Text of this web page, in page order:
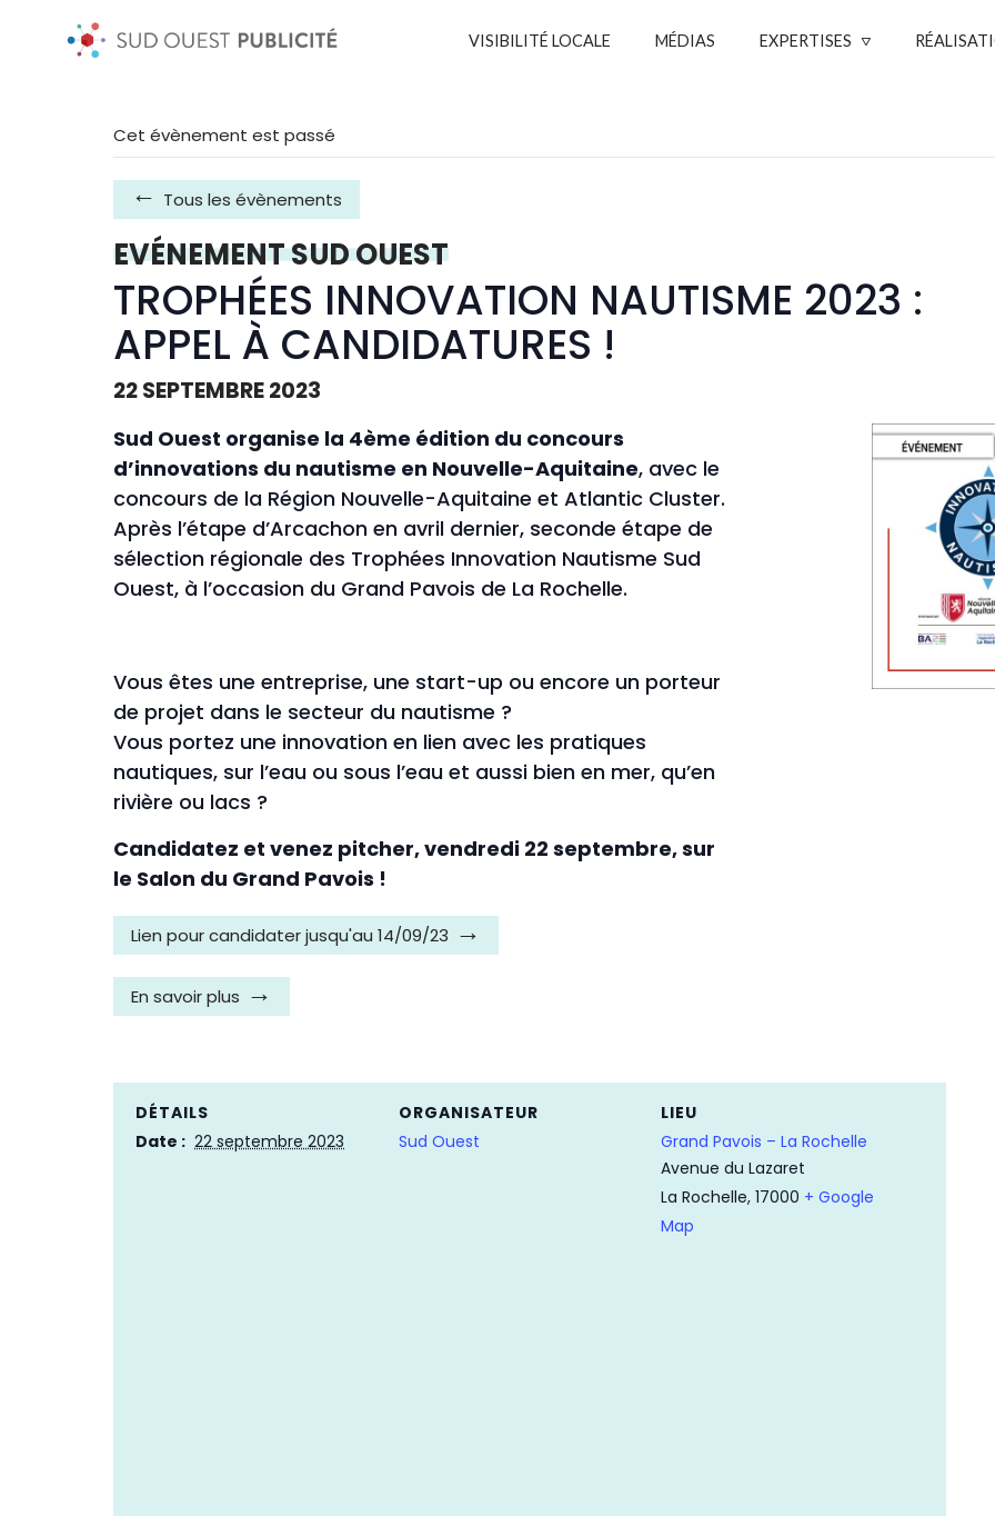
VISIBILITÉ LOCALE MÉDIAS EXPERTISES
Cet évènement est passé
Tous les évènements
EVÉNEMENT SUD OUEST
TROPHÉES INNOVATION NAUTISME 2023 :
APPEL À CANDIDATURES !
22 SEPTEMBRE 2023
Sud Ouest organise la 4ème édition du concours
d’innovations du nautisme en Nouvelle-Aquitaine, avec le
concours de la Région Nouvelle-Aquitaine et Atlantic Cluster.
Après l’étape d’Arcachon en avril dernier, seconde étape de
sélection régionale des Trophées Innovation Nautisme Sud
Ouest, à l’occasion du Grand Pavois de La Rochelle.
Vous êtes une entreprise, une start-up ou encore un porteur
de projet dans le secteur du nautisme ?
Vous portez une innovation en lien avec les pratiques
nautiques, sur l’eau ou sous l’eau et aussi bien en mer, qu’en
rivière ou lacs ?
Candidatez et venez pitcher, vendredi 22 septembre, sur
le Salon du Grand Pavois !
Lien pour candidater jusqu'au 14/09/23
En savoir plus
DÉTAILS
Date : 22 septembre 2023
ORGANISATEUR
Sud Ouest
LIEU
Grand Pavois – La Rochelle
Avenue du Lazaret
La Rochelle, 17000 + Google
Map